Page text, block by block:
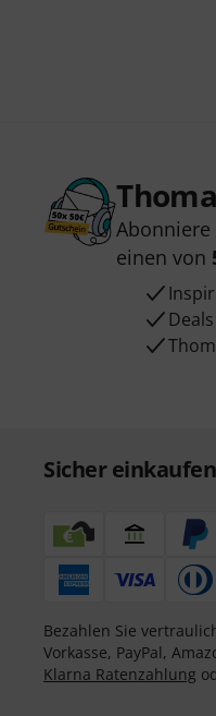
einen von
Deals
Sicher
Bezahlen Sie
Vorkasse, PayPal,
Klarna Ratenzahlung